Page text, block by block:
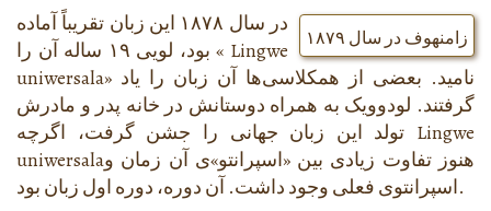
زامنهوف در سال ۱۸۷۹
در سال ۱۸۷۸ این زبان تقریباً آماده
بود، لویی ۱۹ ساله آن را « Lingwe
uniwersala» نامید. بعضی از همکلاسی‌ها آن زبان را یاد
گرفتند. لودوویک به همراه دوستانش در خانه پدر و مادرش
Lingwe
uniwersalaهنوز تفاوت زیادی بین «اسپرانتو»ی آن زمان و
اسپرانتوی فعلی وجود داشت. آن دوره، دوره اول زبان بود.